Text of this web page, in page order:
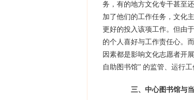
务，有的地方文化专干甚至
加了他们的工作任务，文化
更好的投入该项工作。但由
的个人喜好与工作责任心。
因素都是影响文化志愿者开
自助图书馆” 的监管、运行
三、中心图书馆与